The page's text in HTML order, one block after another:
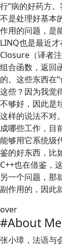
行”病的好药方
不是处理好基本
作用的问题，是
LINQ也是最近
Closure（译者
组合函数，返回
的。这些东西在
这些？因为我觉
不够好，因此是
这样的说法不对
成哪些工作，目
能够用它系统级
鉴的好东西，比
C++也在借鉴，
另一个问题，那
副作用的，因此
over
#About Me
张小璋，法语与